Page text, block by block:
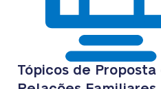
Tópicos de